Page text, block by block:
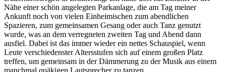
Nähe einer schön angelegten Parkanlage, die am Tag meiner
Ankunft noch von vielen Einheimischen zum abendlichen
Spazieren, zum gemeinsamen Gesang oder auch Tanz genutzt
wurde, was an dem verregneten zweiten Tag und Abend dann
ausfiel. Dabei ist das immer wieder ein nettes Schauspiel, wenn
Leute verschiedenster Altersstufen sich auf einem großen Platz
treffen, um gemeinsam in der Dämmerung zu der Musik aus einem
manchmal quäkigen Lautsprecher zu tanzen.